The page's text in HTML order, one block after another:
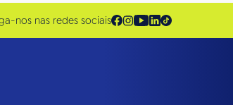
nos nas redes sociais